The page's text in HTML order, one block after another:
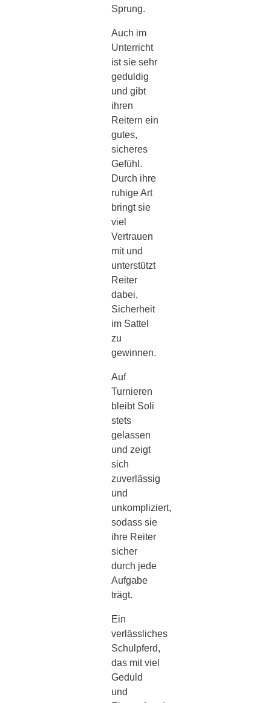
Sprung.
Auch im
Unterricht
ist sie sehr
geduldig
und gibt
ihren
Reitern ein
gutes,
sicheres
Gefühl.
Durch ihre
ruhige Art
bringt sie
viel
Vertrauen
mit und
unterstützt
Reiter
dabei,
Sicherheit
im Sattel
zu
gewinnen.
Auf
Turnieren
bleibt Soli
stets
gelassen
und zeigt
sich
zuverlässig
und
unkompliziert,
sodass sie
ihre Reiter
sicher
durch jede
Aufgabe
trägt.
Ein
verlässliches
Schulpferd,
das mit viel
Geduld
und